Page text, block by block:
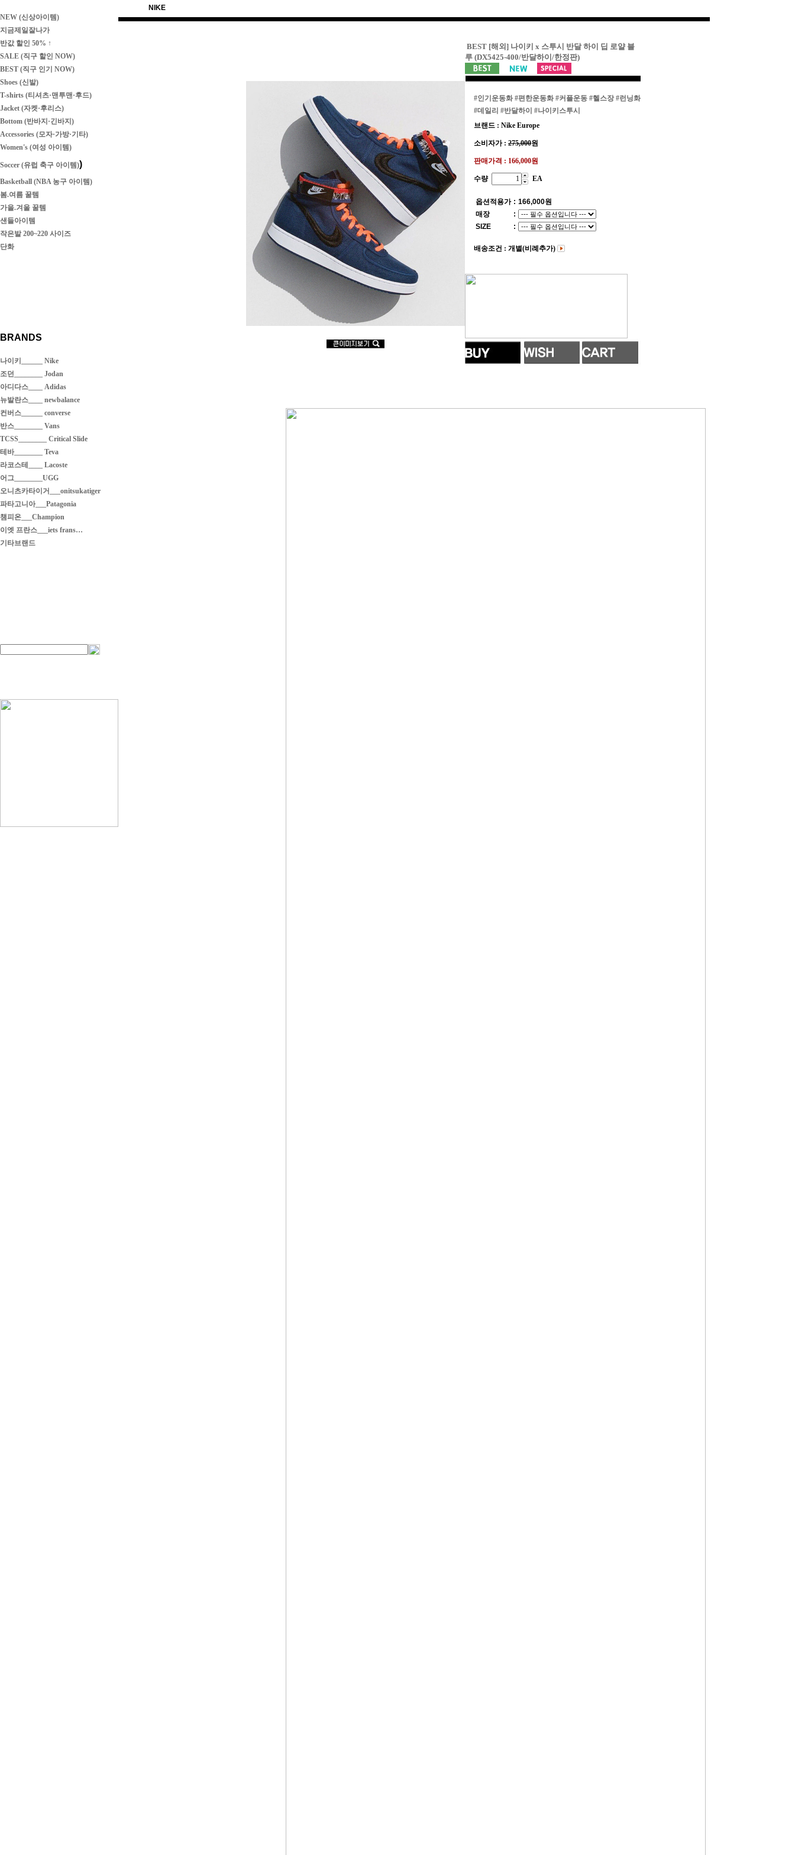
NEW (신상아이템)
지금제일잘나가
반값 할인 50% ↑
SALE (직구 할인 NOW)
BEST (직구 인기 NOW)
Shoes (신발)
T-shirts (티셔츠·맨투맨·후드)
Jacket (자켓·후리스)
Bottom (반바지·긴바지)
Accessories (모자·가방·기타)
Women's (여성 아이템)
Soccer (유럽 축구 아이템))
Basketball (NBA 농구 아이템)
봄.여름 꿀템
가을.겨울 꿀템
샌들아이템
작은발 200~220 사이즈
단화
BRANDS
나이키______ Nike
조던________ Jodan
아디다스____ Adidas
뉴발란스____ newbalance
컨버스______ converse
반스________ Vans
TCSS________ Critical Slide
테바________ Teva
라코스테____ Lacoste
어그________UGG
오니츠카타이거___onitsukatiger
파타고니아___Patagonia
챔피온___Champion
이엣 프란스___iets frans…
기타브랜드
NIKE
BEST [해외] 나이키 x 스투시 반달 하이 딥 로얄 블
루 (DX5425-400/반달하이/한정판)
#인기운동화 #편한운동화 #커플운동 #헬스장 #런닝화
#데일리 #반달하이 #나이키스투시
브랜드 : Nike Europe
소비자가 : 275,000원
판매가격 : 166,000원
수량 EA
옵션적용가 : 166,000원
매장
:
SIZE
:
배송조건 : 개별(비례추가)